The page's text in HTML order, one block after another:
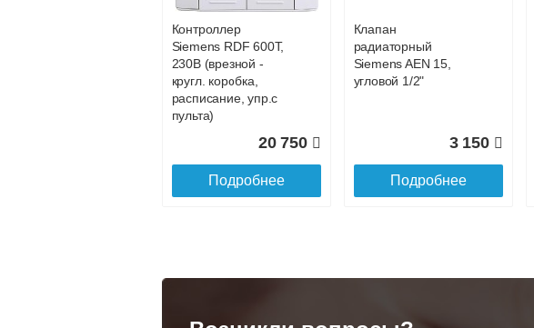
Подробнее Подробнее
Конвектор
Конвектор
Контроллер
Siemens RDF 600Т,
230В (врезной -
кругл. коробка,
расписание, упр.с
пульта)
20 750
Подробнее
Клапан
радиаторный
Siemens AEN 15,
угловой 1/2"
3 150
Подробнее